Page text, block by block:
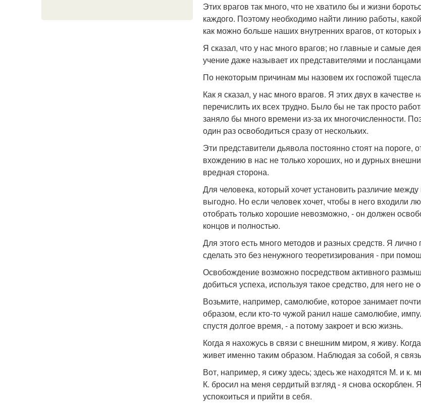
Этих врагов так много, что не хватило бы и жизни
каждого. Поэтому необходимо найти линию работы,
как можно больше наших внутренних врагов, от которых
Я сказал, что у нас много врагов; но главные и самые
учение даже называет их представителями и
По некоторым причинам мы назовем их госпожой
Как я сказал, у нас много врагов. Я этих двух в
перечислить их всех трудно. Было бы не так просто
заняло бы много времени из-за их многочисленности.
один раз освободиться сразу от нескольких.
Эти представители дьявола постоянно стоят на
вхождению в нас не только хороших, но и дурных
вредная сторона.
Для человека, который хочет установить различие
выгодно. Но если человек хочет, чтобы в него входили
отобрать только хорошие невозможно, - он должен
концов и полностью.
Для этого есть много методов и разных средств. Я
сделать это без ненужного теоретизирования - при
Освобождение возможно посредством активного
добиться успеха, используя такое средство, для него
Возьмите, например, самолюбие, которое занимает
образом, если кто-то чужой ранил наше самолюбие,
спустя долгое время, - а потому закроет и всю жизнь.
Когда я нахожусь в связи с внешним миром, я живу.
живет именно таким образом. Наблюдая за собой, я
Вот, например, я сижу здесь; здесь же находятся М. и
К. бросил на меня сердитый взгляд - я снова
успокоиться и прийти в себя.